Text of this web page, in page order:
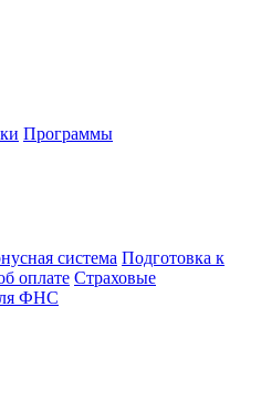
Программы
система Подготовка к
оплате Страховые
ФНС